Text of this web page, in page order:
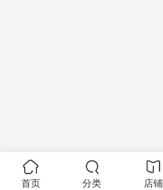
首页 分类 店铺